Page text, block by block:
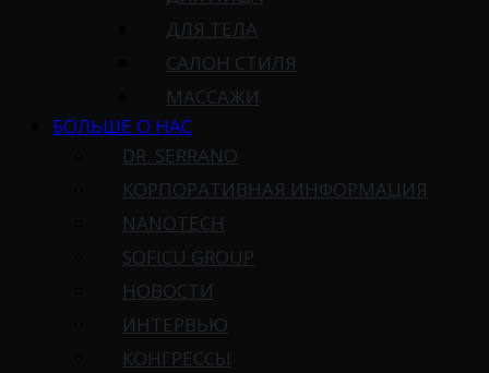
ДЛЯ ТЕЛА
САЛОН СТИЛЯ
МАССАЖИ
БОЛЬШЕ О НАС
DR. SERRANO
КОРПОРАТИВНАЯ ИНФОРМАЦИЯ
NANOTECH
SOFICU GROUP
НОВОСТИ
ИНТЕРВЬЮ
КОНГРЕССЫ